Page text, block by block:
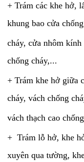
+ Trám các khe hở,
khung bao cửa chống
cháy, cửa nhôm
chống cháy,...
+ Trám khe hở giữa
cháy, vách chống
vách thạch cao
+ Trám lỗ hở, khe
xuyên qua tường,